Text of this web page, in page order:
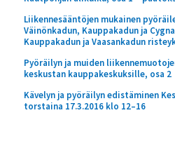
Liikennesääntöjen mukainen
Väinönkadun, Kauppakadun ja
Kauppakadun ja Vaasankadun
Pyöräilyn ja muiden
keskustan kauppakeskuksille, osa 2
Kävelyn ja pyöräilyn edistäminen
torstaina 17.3.2016 klo 12–16